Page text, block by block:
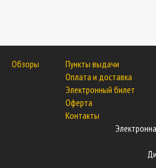
треке с Антохой МС и другими
новое.
Обзоры
Пункты выдачи
Оплата и доставка
Электронный билет
Оферта
Контакты